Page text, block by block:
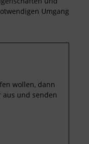
Umgang
wollen, dann
aus und senden